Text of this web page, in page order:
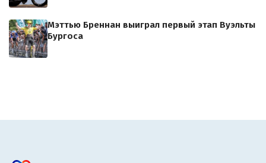
Мэттью Бреннан выиграл первый этап Вуэльты
Бургоса